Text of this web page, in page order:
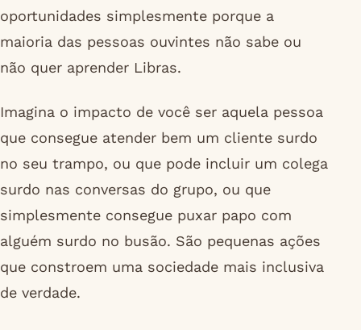
oportunidades simplesmente porque a
maioria das pessoas ouvintes não sabe ou
não quer aprender Libras.
Imagina o impacto de você ser aquela pessoa
que consegue atender bem um cliente surdo
no seu trampo, ou que pode incluir um colega
surdo nas conversas do grupo, ou que
simplesmente consegue puxar papo com
alguém surdo no busão. São pequenas ações
que constroem uma sociedade mais inclusiva
de verdade.